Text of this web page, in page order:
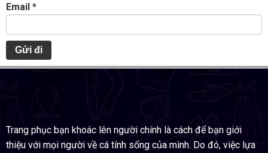
Email *
Trang phục bạn khoác lên người chính là cách để bạn giới
thiệu với mọi người về cá tính sống của mình. Do đó, việc lựa